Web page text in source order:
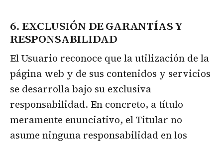
6. EXCLUSIÓN DE GARANTÍAS Y
RESPONSABILIDAD
El Usuario reconoce que la utilización de la
página web y de sus contenidos y servicios
se desarrolla bajo su exclusiva
responsabilidad. En concreto, a título
meramente enunciativo, el Titular no
asume ninguna responsabilidad en los